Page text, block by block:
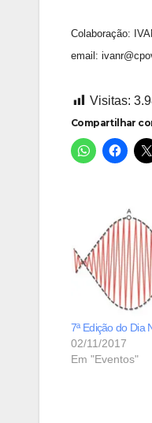
Colaboração:
email:
Visitas:
Compartilhar
7ª Edição do Dia
02/11/2017
Em "Eventos"